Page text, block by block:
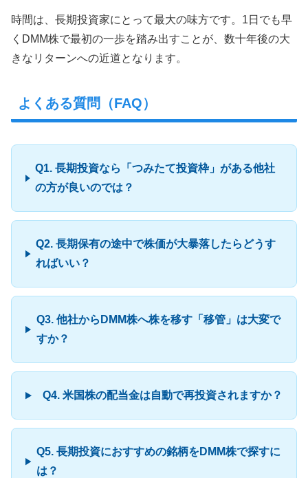
時間は、長期投資家にとって最大の味方です。1日でも早
くDMM株で最初の一歩を踏み出すことが、数十年後の大
きなリターンへの近道となります。
よくある質問（FAQ）
Q1. 長期投資なら「つみたて投資枠」がある他社
の方が良いのでは？
Q2. 長期保有の途中で株価が大暴落したらどうす
ればいい？
Q3. 他社からDMM株へ株を移す「移管」は大変で
すか？
Q4. 米国株の配当金は自動で再投資されますか？
Q5. 長期投資におすすめの銘柄をDMM株で探すに
は？